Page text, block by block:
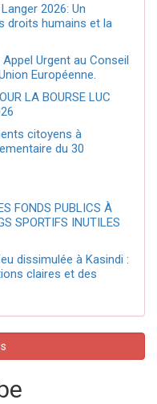
2026: Un
droits humains et la
Urgent au Conseil
Européenne.
LA BOURSE LUC
citoyens à
du 30
FONDS PUBLICS À
SPORTIFS INUTILES
dissimulée à Kasindi :
claires et des